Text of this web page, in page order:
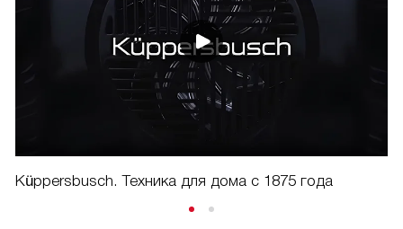
Küppersbusch. Техника для дома с 1875 года